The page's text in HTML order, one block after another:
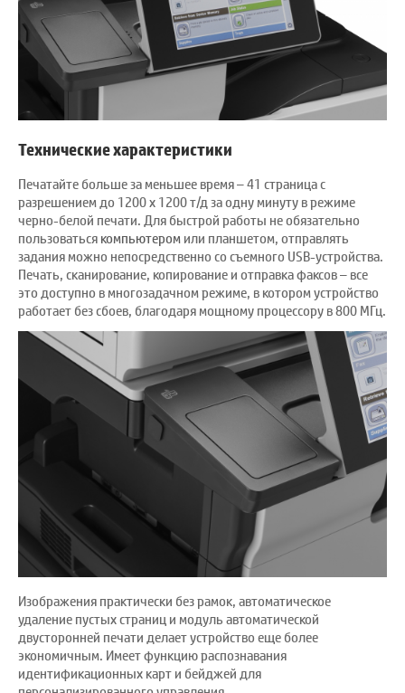
Технические характеристики
Печатайте больше за меньшее время – 41 страница с
разрешением до 1200 x 1200 т/д за одну минуту в режиме
черно-белой печати. Для быстрой работы не обязательно
пользоваться компьютером или планшетом, отправлять
задания можно непосредственно со съемного USB-устройства.
Печать, сканирование, копирование и отправка факсов – все
это доступно в многозадачном режиме, в котором устройство
работает без сбоев, благодаря мощному процессору в 800 МГц.
Изображения практически без рамок, автоматическое
удаление пустых страниц и модуль автоматической
двусторонней печати делает устройство еще более
экономичным. Имеет функцию распознавания
идентификационных карт и бейджей для